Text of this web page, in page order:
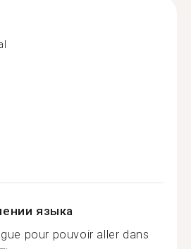
языка
pour pouvoir aller dans